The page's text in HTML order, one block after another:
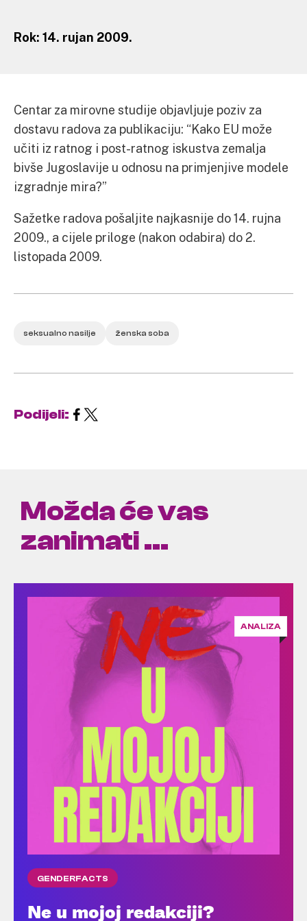
Rok: 14. rujan 2009.
Centar za mirovne studije objavljuje poziv za
dostavu radova za publikaciju: “Kako EU može
učiti iz ratnog i post-ratnog iskustva zemalja
bivše Jugoslavije u odnosu na primjenjive modele
izgradnje mira?”
Sažetke radova pošaljite najkasnije do 14. rujna
2009., a cijele priloge (nakon odabira) do 2.
listopada 2009.
seksualno nasilje ženska soba
Podijeli:
Možda će vas
zanimati ...
ANALIZA
GENDERFACTS
Ne u mojoj redakciji?